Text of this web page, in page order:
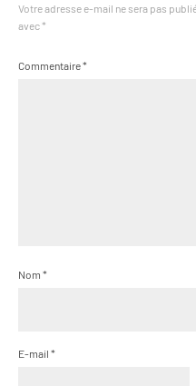
Votre adresse e-mail ne sera pas
avec *
Commentaire*
Nom *
E-mail *